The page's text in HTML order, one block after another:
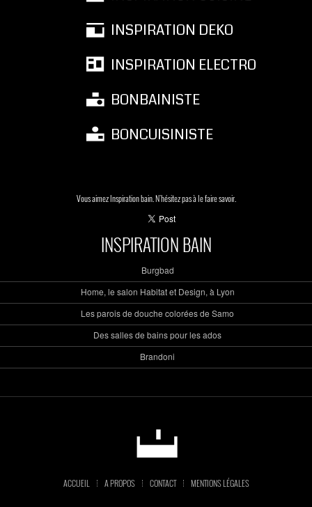
INSPIRATION DEKO
INSPIRATION ELECTRO
BONBAINISTE
BONCUISINISTE
Vous aimez Inspiration bain. N'hésitez pas à le faire savoir.
INSPIRATION BAIN
Burgbad
Home, le salon Habitat et Design, à Lyon
Les parois de douche colorées de Samo
Des salles de bains pour les ados
Brandoni
ACCUEIL A PROPOS CONTACT MENTIONS LÉGALES